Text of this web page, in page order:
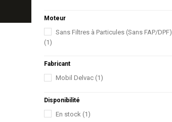
Moteur
Sans Filtres à Particules (Sans FAP/DPF)
(1)
Fabricant
Mobil Delvac (1)
Disponibilité
En stock (1)